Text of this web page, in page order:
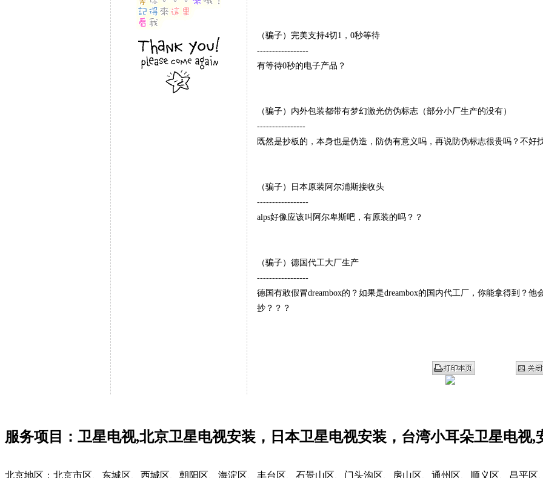
（骗子）完美支持4切1，0秒等待
-----------------
有等待0秒的电子产品？
（骗子）内外包装都带有梦幻激光仿伪标志（部分小厂生产的没有）
----------------
既然是抄板的，本身也是伪造，防伪有意义吗，再说防伪标志很贵吗？不好
（骗子）日本原装阿尔浦斯接收头
-----------------
alps好像应该叫阿尔卑斯吧，有原装的吗？？
（骗子）德国代工大厂生产
-----------------
德国有敢假冒dreambox的？如果是dreambox的国内代工厂，你能拿得到？
抄？？？
服务项目：卫星电视,北京卫星电视安装，日本卫星电视安装，台湾小耳朵卫星电视,
北京地区：北京市区、东城区、西城区、朝阳区、海淀区、丰台区、石景山区、门头沟区、房山区、通州区、顺义区、昌平